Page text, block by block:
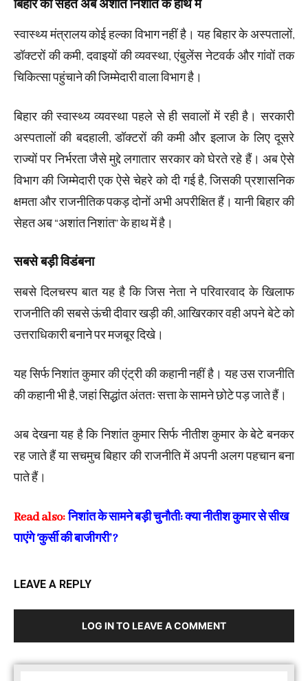
बिहार की सेहत अब अशांत निशांत के हाथ में
स्वास्थ्य मंत्रालय कोई हल्का विभाग नहीं है। यह बिहार के अस्पतालों,
डॉक्टरों की कमी, दवाइयों की व्यवस्था, एंबुलेंस नेटवर्क और गांवों तक
चिकित्सा पहुंचाने की जिम्मेदारी वाला विभाग है।
बिहार की स्वास्थ्य व्यवस्था पहले से ही सवालों में रही है। सरकारी
अस्पतालों की बदहाली, डॉक्टरों की कमी और इलाज के लिए दूसरे
राज्यों पर निर्भरता जैसे मुद्दे लगातार सरकार को घेरते रहे हैं। अब ऐसे
विभाग की जिम्मेदारी एक ऐसे चेहरे को दी गई है, जिसकी प्रशासनिक
क्षमता और राजनीतिक पकड़ दोनों अभी अपरीक्षित हैं। यानी बिहार की
सेहत अब “अशांत निशांत” के हाथ में है।
सबसे बड़ी विडंबना
सबसे दिलचस्प बात यह है कि जिस नेता ने परिवारवाद के खिलाफ
राजनीति की सबसे ऊंची दीवार खड़ी की, आखिरकार वही अपने बेटे को
उत्तराधिकारी बनाने पर मजबूर दिखे।
यह सिर्फ निशांत कुमार की एंट्री की कहानी नहीं है। यह उस राजनीति
की कहानी भी है, जहां सिद्धांत अंततः सत्ता के सामने छोटे पड़ जाते हैं।
अब देखना यह है कि निशांत कुमार सिर्फ नीतीश कुमार के बेटे बनकर
रह जाते हैं या सचमुच बिहार की राजनीति में अपनी अलग पहचान बना
पाते हैं।
Read also:निशांत के सामने बड़ी चुनौती: क्या नीतीश कुमार से सीख
पाएंगे ‘कुर्सी की बाजीगरी’?
LEAVE A REPLY
LOG IN TO LEAVE A COMMENT